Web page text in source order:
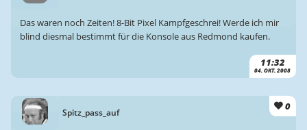
11:32
04. OKT. 2008
Das waren noch Zeiten! 8-Bit Pixel Kampfgeschrei! Werde ich mir
blind diesmal bestimmt für die Konsole aus Redmond kaufen.
Spitz_pass_auf
0